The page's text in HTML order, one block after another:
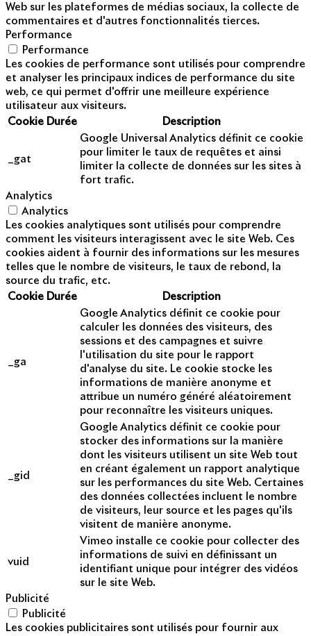
Web sur les plateformes de médias sociaux, la collecte de
commentaires et d'autres fonctionnalités tierces.
Performance
Performance
Les cookies de performance sont utilisés pour comprendre
et analyser les principaux indices de performance du site
web, ce qui permet d'offrir une meilleure expérience
utilisateur aux visiteurs.
Cookie Durée Description
_gat
Google Universal Analytics définit ce cookie
pour limiter le taux de requêtes et ainsi
limiter la collecte de données sur les sites à
fort trafic.
Analytics
Analytics
Les cookies analytiques sont utilisés pour comprendre
comment les visiteurs interagissent avec le site Web. Ces
cookies aident à fournir des informations sur les mesures
telles que le nombre de visiteurs, le taux de rebond, la
source du trafic, etc.
Cookie Durée Description
_ga
Google Analytics définit ce cookie pour
calculer les données des visiteurs, des
sessions et des campagnes et suivre
l'utilisation du site pour le rapport
d'analyse du site. Le cookie stocke les
informations de manière anonyme et
attribue un numéro généré aléatoirement
pour reconnaître les visiteurs uniques.
_gid
Google Analytics définit ce cookie pour
stocker des informations sur la manière
dont les visiteurs utilisent un site Web tout
en créant également un rapport analytique
sur les performances du site Web. Certaines
des données collectées incluent le nombre
de visiteurs, leur source et les pages qu'ils
visitent de manière anonyme.
vuid
Vimeo installe ce cookie pour collecter des
informations de suivi en définissant un
identifiant unique pour intégrer des vidéos
sur le site Web.
Publicité
Publicité
Les cookies publicitaires sont utilisés pour fournir aux